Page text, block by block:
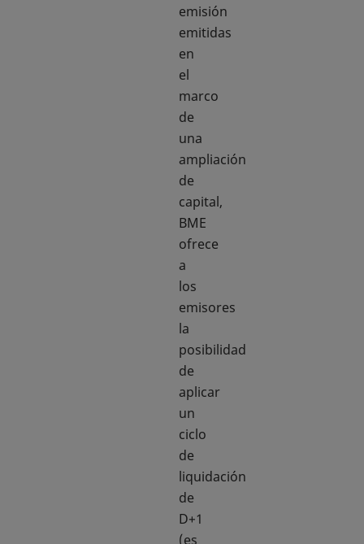
emisión
emitidas
en
el
marco
de
una
ampliación
de
capital,
BME
ofrece
a
los
emisores
la
posibilidad
de
aplicar
un
ciclo
de
liquidación
de
D+1
(es